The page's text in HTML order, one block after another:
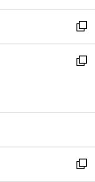
開
く
ウ
で
開
く
ン
ド
ウ
で
ウ
ィ
ン
ド
開
新
し
い
ン
ウ
で
新
ウ
ン
ド
新